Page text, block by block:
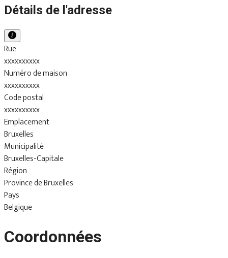
Détails de l'adresse
Rue
xxxxxxxxxx
Numéro de maison
xxxxxxxxxx
Code postal
xxxxxxxxxx
Emplacement
Bruxelles
Municipalité
Bruxelles-Capitale
Région
Province de Bruxelles
Pays
Belgique
Coordonnées